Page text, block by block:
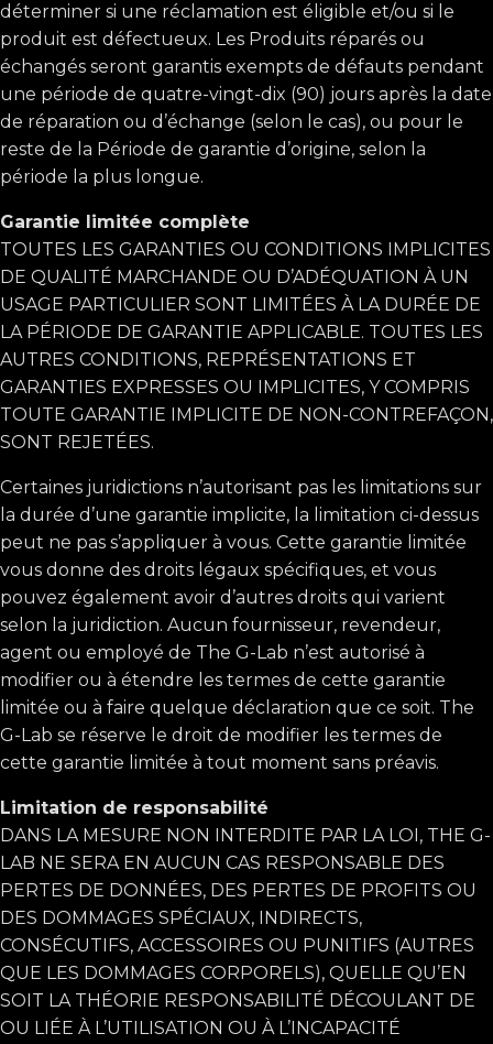
déterminer si une réclamation est éligible et/ou si le
produit est défectueux. Les Produits réparés ou
échangés seront garantis exempts de défauts pendant
une période de quatre-vingt-dix (90) jours après la date
de réparation ou d’échange (selon le cas), ou pour le
reste de la Période de garantie d’origine, selon la
période la plus longue.
Garantie limitée complète
TOUTES LES GARANTIES OU CONDITIONS IMPLICITES
DE QUALITÉ MARCHANDE OU D’ADÉQUATION À UN
USAGE PARTICULIER SONT LIMITÉES À LA DURÉE DE
LA PÉRIODE DE GARANTIE APPLICABLE. TOUTES LES
AUTRES CONDITIONS, REPRÉSENTATIONS ET
GARANTIES EXPRESSES OU IMPLICITES, Y COMPRIS
TOUTE GARANTIE IMPLICITE DE NON-CONTREFAÇON,
SONT REJETÉES.
Certaines juridictions n’autorisant pas les limitations sur
la durée d’une garantie implicite, la limitation ci-dessus
peut ne pas s’appliquer à vous. Cette garantie limitée
vous donne des droits légaux spécifiques, et vous
pouvez également avoir d’autres droits qui varient
selon la juridiction. Aucun fournisseur, revendeur,
agent ou employé de The G-Lab n’est autorisé à
modifier ou à étendre les termes de cette garantie
limitée ou à faire quelque déclaration que ce soit. The
G-Lab se réserve le droit de modifier les termes de
cette garantie limitée à tout moment sans préavis.
Limitation de responsabilité
DANS LA MESURE NON INTERDITE PAR LA LOI, THE G-
LAB NE SERA EN AUCUN CAS RESPONSABLE DES
PERTES DE DONNÉES, DES PERTES DE PROFITS OU
DES DOMMAGES SPÉCIAUX, INDIRECTS,
CONSÉCUTIFS, ACCESSOIRES OU PUNITIFS (AUTRES
QUE LES DOMMAGES CORPORELS), QUELLE QU’EN
SOIT LA THÉORIE RESPONSABILITÉ DÉCOULANT DE
OU LIÉE À L’UTILISATION OU À L’INCAPACITÉ